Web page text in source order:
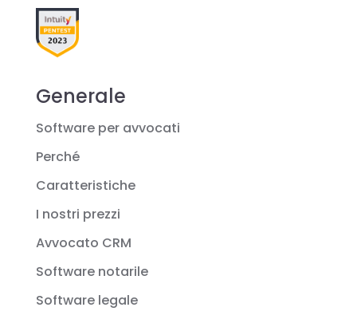
Generale
Software per avvocati
Perché
Caratteristiche
I nostri prezzi
Avvocato CRM
Software notarile
Software legale